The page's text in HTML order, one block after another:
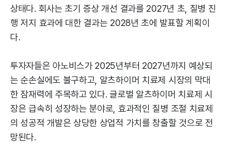
상태다. 회사는 초기 증상 개선 결과를 2027년 초, 질병 진
행 저지 효과에 대한 결과는 2028년 초에 발표할 계획이
다.
투자자들은 아노비스가 2025년부터 2027년까지 예상되
는 순손실에도 불구하고, 알츠하이머 치료제 시장의 막대
한 잠재력에 주목하고 있다. 글로벌 알츠하이머 치료제 시
장은 급속히 성장하는 분야로, 효과적인 질병 조절 치료제
의 성공적 개발은 상당한 상업적 가치를 창출할 것으로 전
망된다.